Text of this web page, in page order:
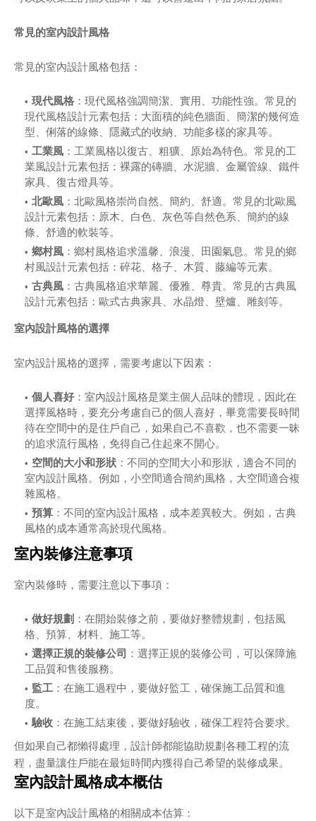
常見的室內設計風格
常見的室內設計風格包括：
現代風格 ：現代風格強調簡潔、實用、功能性強。常見的
現代風格設計元素包括：大面積的純色牆面、簡潔的幾何造
型、俐落的線條、隱藏式的收納、功能多樣的家具等。
工業風 ：工業風格以復古、粗獷、原始為特色。常見的工
業風設計元素包括：裸露的磚牆、水泥牆、金屬管線、鐵件
家具、復古燈具等。
北歐風 ：北歐風格崇尚自然、簡約、舒適。常見的北歐風
設計元素包括：原木、白色、灰色等自然色系、簡約的線
條、舒適的軟裝等。
鄉村風 ：鄉村風格追求溫馨、浪漫、田園氣息。常見的鄉
村風設計元素包括：碎花、格子、木質、藤編等元素。
古典風 ：古典風格追求華麗、優雅、尊貴。常見的古典風
設計元素包括：歐式古典家具、水晶燈、壁爐、雕刻等。
室內設計風格的選擇
室內設計風格的選擇，需要考慮以下因素：
個人喜好 ：室內設計風格是業主個人品味的體現，因此在
選擇風格時，要充分考慮自己的個人喜好，畢竟需要長時間
待在空間中的是住戶自己，如果自己不喜歡，也不需要一昧
的追求流行風格，免得自己住起來不開心。
空間的大小和形狀 ：不同的空間大小和形狀，適合不同的
室內設計風格。例如，小空間適合簡約風格，大空間適合複
雜風格。
預算 ：不同的室內設計風格，成本差異較大。例如，古典
風格的成本通常高於現代風格。
室內裝修注意事項
室內裝修時，需要注意以下事項：
做好規劃 ：在開始裝修之前，要做好整體規劃，包括風
格、預算、材料、施工等。
選擇正規的裝修公司 ：選擇正規的裝修公司，可以保障施
工品質和售後服務。
監工 ：在施工過程中，要做好監工，確保施工品質和進
度。
驗收 ：在施工結束後，要做好驗收，確保工程符合要求。
但如果自己都懶得處理，設計師都能協助規劃各種工程的流
程，盡量讓住戶能在最短時間內獲得自己希望的裝修成果。
室內設計風格成本概估
以下是室內設計風格的相關成本估算：